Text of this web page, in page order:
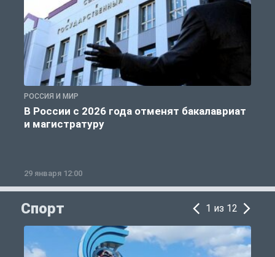
РОССИЯ И МИР
В России с 2026 года отменят бакалавриат
и магистратуру
29 января 12:00
Спорт 1 из 12